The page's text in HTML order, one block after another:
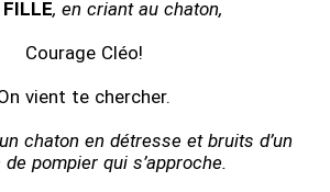
, en criant au chaton,
Courage Cléo!
vient te chercher.
chaton en détresse et bruits d’un
pompier qui s’approche.